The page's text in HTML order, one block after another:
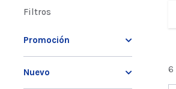
Filtros
Promoción
Nuevo 6